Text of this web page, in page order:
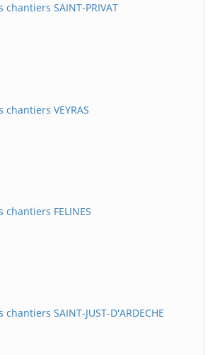
chantiers SAINT-PRIVAT
chantiers VEYRAS
chantiers FELINES
SAINT-JUST-D'ARDECHE